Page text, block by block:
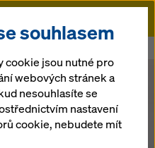
sebeřízený rozvoj
souhlasem
cookie jsou nutné pro
webových stránek a
nesouhlasíte se
nastavení
cookie, nebudete mít